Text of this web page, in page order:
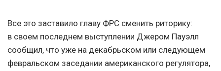
Все это заставило главу ФРС сменить риторику:
в своем последнем выступлении Джером Пауэлл
сообщил, что уже на декабрьском или следующем
февральском заседании американского регулятора,